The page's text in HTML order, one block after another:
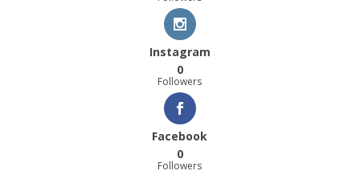
Instagram
0
Followers
Facebook
0
Followers